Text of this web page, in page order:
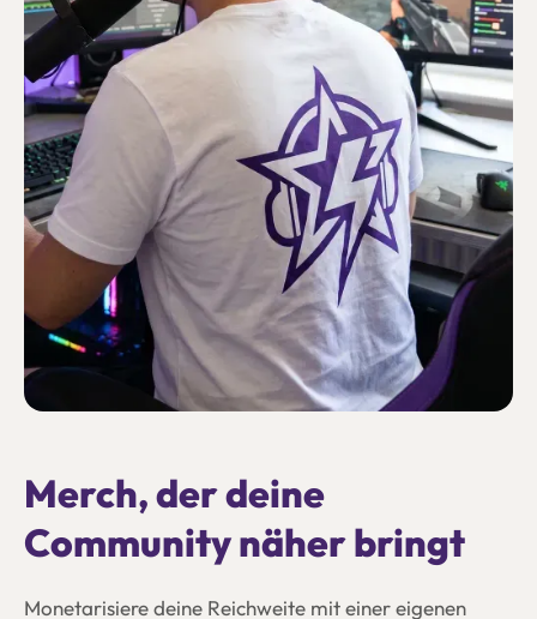
Merch, der deine
Community näher bringt
Monetarisiere deine Reichweite mit einer eigenen